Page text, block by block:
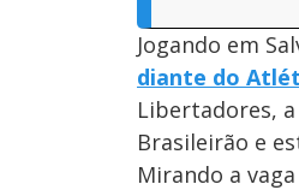
Jogando em
diante do
Libertadores,
Brasileirão e
Mirando a